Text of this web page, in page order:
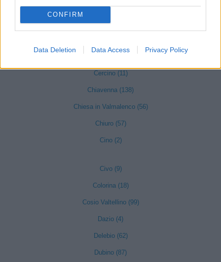
CONFIRM
Data Deletion Data Access Privacy Policy
Caspoggio (16)
Castello dell'Acqua (4)
Cercino (11)
Chiavenna (138)
Chiesa in Valmalenco (56)
Chiuro (57)
Cino (2)
Civo (9)
Colorina (18)
Cosio Valtellino (99)
Dazio (4)
Delebio (62)
Dubino (87)